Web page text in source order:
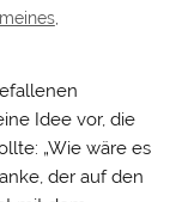
,
Idee vor, die
„Wie wäre es
der auf den